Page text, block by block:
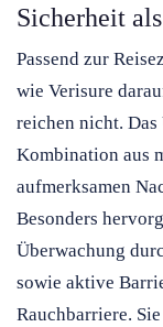
Sicherheit
Passend zur
wie Verisure
reichen nicht.
Kombination aus
aufmerksamen
Besonders
Überwachung
sowie aktive
Rauchbarriere.